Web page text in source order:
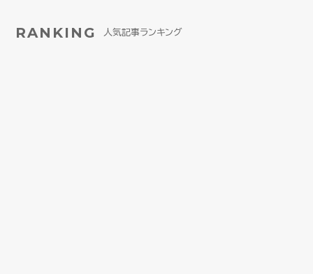
RANKING 人気記事ランキング